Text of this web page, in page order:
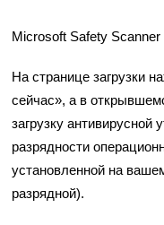
Microsoft Safety Scanner
На странице загрузки
сейчас», а в
загрузку
разрядности
установленной на
разрядной).